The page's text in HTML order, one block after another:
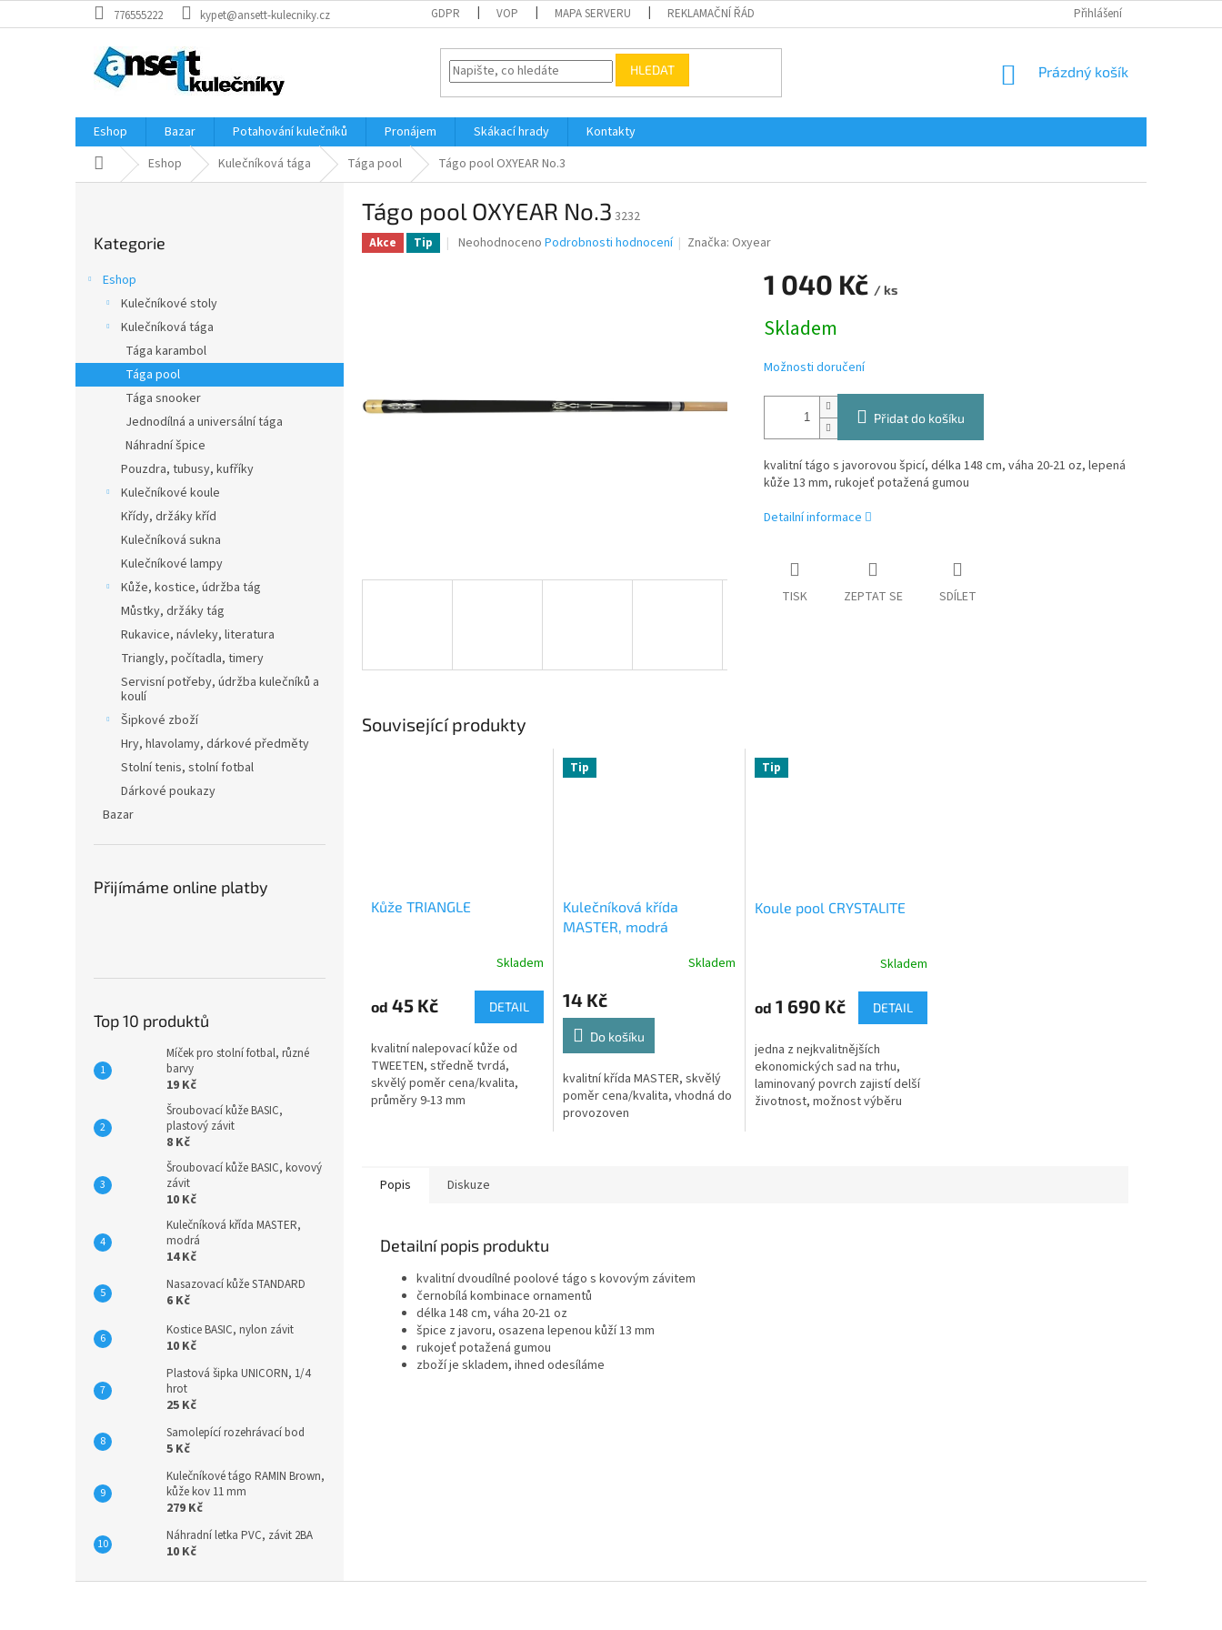
na
776555222 kypet@ansett-kulecniky.cz GDPR VOP MAPA SERVERU REKLAMAČNÍ ŘÁD Přihlášení
HLEDAT
NÁKUPNÍ
Prázdný košík
Eshop Bazar Potahování kulečníků Pronájem Skákací hrady
Kontakty
Domů Eshop Kulečníková tága Tága pool Tágo pool OXYEAR No.3
a
kategorie
Kategorie
Eshop
Kulečníkové stoly
Kulečníková tága
Tága karambol
Tága pool
Tága snooker
Jednodílná a universální tága
Náhradní špice
Pouzdra, tubusy, kufříky
Kulečníkové koule
Křídy, držáky kříd
Kulečníková sukna
Kulečníkové lampy
Kůže, kostice, údržba tág
Můstky, držáky tág
Rukavice, návleky, literatura
Triangly, počítadla, timery
Servisní potřeby, údržba kulečníků a
koulí
Šipkové zboží
Hry, hlavolamy, dárkové předměty
Stolní tenis, stolní fotbal
Dárkové poukazy
Bazar
Přijímáme online platby
Top 10 produktů
Míček pro stolní fotbal, různé
barvy
19 Kč
Šroubovací kůže BASIC,
plastový závit
8 Kč
Šroubovací kůže BASIC, kovový
závit
10 Kč
Kulečníková křída MASTER,
modrá
14 Kč
Nasazovací kůže STANDARD
6 Kč
Kostice BASIC, nylon závit
10 Kč
Plastová šipka UNICORN, 1/4
hrot
25 Kč
Samolepící rozehrávací bod
5 Kč
Kulečníkové tágo RAMIN Brown,
kůže kov 11 mm
279 Kč
Náhradní letka PVC, závit 2BA
10 Kč
Tágo pool OXYEAR No.3 3232
Akce Tip
Průměrné
Neohodnoceno Podrobnosti hodnocení Značka: Oxyear
1 040 Kč / ks
cena:
Skladem
Možnosti doručení
Přidat do košíku
kvalitní tágo s javorovou špicí, délka 148 cm, váha 20-21 oz, lepená
kůže 13 mm, rukojeť potažená gumou
Detailní informace
TISK ZEPTAT SE SDÍLET
Související produkty
Kůže TRIANGLE
Skladem
od 45 Kč DETAIL
kvalitní nalepovací kůže od
TWEETEN, středně tvrdá,
skvělý poměr cena/kvalita,
průměry 9-13 mm
Tip
Kulečníková křída
MASTER, modrá
Skladem
14 Kč
Do košíku
kvalitní křída MASTER, skvělý
poměr cena/kvalita, vhodná do
provozoven
Tip
Koule pool CRYSTALITE
Skladem
od 1 690 Kč DETAIL
jedna z nejkvalitnějších
ekonomických sad na trhu,
laminovaný povrch zajistí delší
životnost, možnost výběru
Popis Diskuze
Detailní popis produktu
kvalitní dvoudílné poolové tágo s kovovým závitem
černobílá kombinace ornamentů
délka 148 cm, váha 20-21 oz
špice z javoru, osazena lepenou kůží 13 mm
rukojeť potažená gumou
zboží je skladem, ihned odesíláme